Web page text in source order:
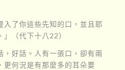
入了你這些先知的口，並且耶
（代下十八22）
，好話。人有一張口，卻有兩
更何況是有那麼多的耳朵要